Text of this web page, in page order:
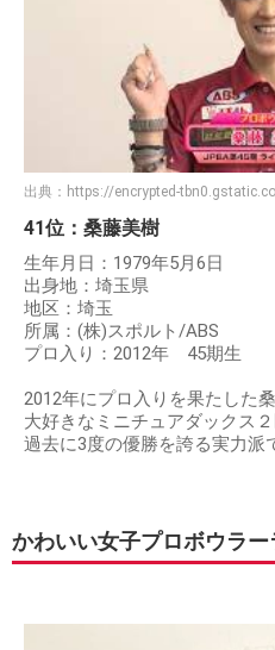
出典： https://encrypted-
41位：桑藤美樹
生年月日：1979年5月6日
出身地：埼玉県
地区：埼玉
所属：(株)スポルト/ABS
プロ入り：2012年 45期生
2012年にプロ入りを果たした
大好きなミニチュアダックス
過去に3度の優勝を誇る実力派
かわいい女子プロボウラ